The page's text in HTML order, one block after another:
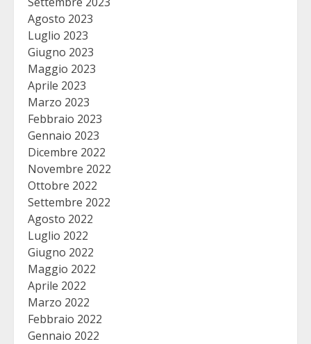
Agosto 2023
Luglio 2023
Giugno 2023
Maggio 2023
Aprile 2023
Marzo 2023
Febbraio 2023
Gennaio 2023
Dicembre 2022
Novembre 2022
Ottobre 2022
Settembre 2022
Agosto 2022
Luglio 2022
Giugno 2022
Maggio 2022
Aprile 2022
Marzo 2022
Febbraio 2022
Gennaio 2022